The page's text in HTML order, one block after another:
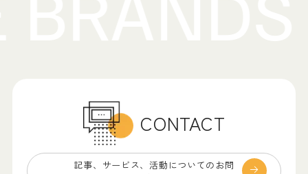
CONTACT
記事、サービス、 活動についてのお問